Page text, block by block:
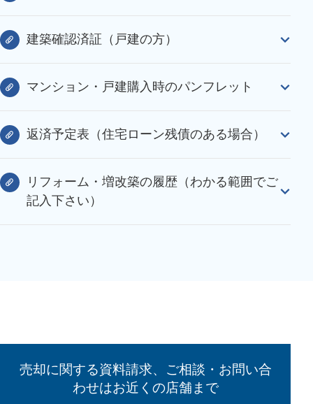
建築確認済証（戸建の方）
マンション・戸建購入時のパンフレット
返済予定表（住宅ローン残債のある場合）
リフォーム・増改築の履歴（わかる範囲でご
記入下さい）
売却に関する資料請求、ご相談・お問い合
わせはお近くの店舗まで